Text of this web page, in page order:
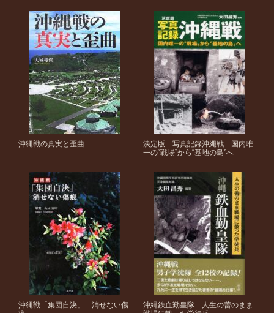
沖縄戦の真実と歪曲
決定版 写真記録沖縄戦 国内唯
一の“戦場”から“基地の島”へ
沖縄戦「集団自決」 消せない傷
沖縄鉄血勤皇隊 人生の蕾のまま